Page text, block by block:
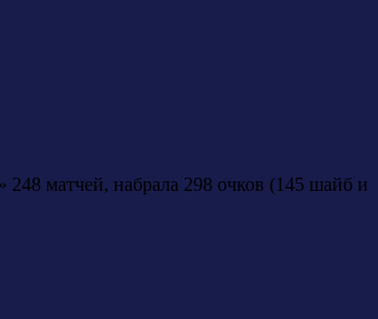
матчей, набрала 298 очков (145 шайб и